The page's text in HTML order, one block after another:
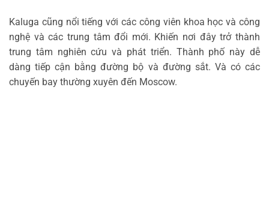
Kaluga cũng nổi tiếng với các công viên khoa học và công
nghệ và các trung tâm đổi mới. Khiến nơi đây trở thành
trung tâm nghiên cứu và phát triển. Thành phố này dễ
dàng tiếp cận bằng đường bộ và đường sắt. Và có các
chuyến bay thường xuyên đến Moscow.